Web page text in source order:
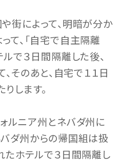
街によって、明暗が分か
て、「自宅で自主隔離
ルで３日間隔離した後、
そのあと、自宅で１１日
します。
ルニア州とネバダ州に
バダ州からの帰国組は扱
たホテルで３日間隔離し